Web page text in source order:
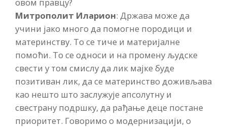
Митрополит Иларион: Држава може да
учини јако много да помогне породици и
материнству. То се тиче и материјалне
помоћи. То се односи и на промену људске
свести у том смислу да лик мајке буде
позитиван лик, да се материнство доживљава
као нешто што заслужује апсолутну и
свестрану подршку, да рађање деце постане
приоритет. Говоримо о модернизацији, о